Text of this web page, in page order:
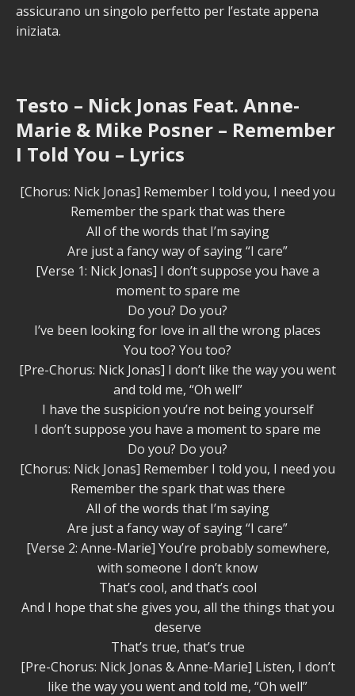
assicurano un singolo perfetto per l’estate appena
iniziata.
Testo – Nick Jonas Feat. Anne-
Marie & Mike Posner – Remember
I Told You – Lyrics
[Chorus: Nick Jonas] Remember I told you, I need you
Remember the spark that was there
All of the words that I’m saying
Are just a fancy way of saying “I care”
[Verse 1: Nick Jonas] I don’t suppose you have a
moment to spare me
Do you? Do you?
I’ve been looking for love in all the wrong places
You too? You too?
[Pre-Chorus: Nick Jonas] I don’t like the way you went
and told me, “Oh well”
I have the suspicion you’re not being yourself
I don’t suppose you have a moment to spare me
Do you? Do you?
[Chorus: Nick Jonas] Remember I told you, I need you
Remember the spark that was there
All of the words that I’m saying
Are just a fancy way of saying “I care”
[Verse 2: Anne-Marie] You’re probably somewhere,
with someone I don’t know
That’s cool, and that’s cool
And I hope that she gives you, all the things that you
deserve
That’s true, that’s true
[Pre-Chorus: Nick Jonas & Anne-Marie] Listen, I don’t
like the way you went and told me, “Oh well”